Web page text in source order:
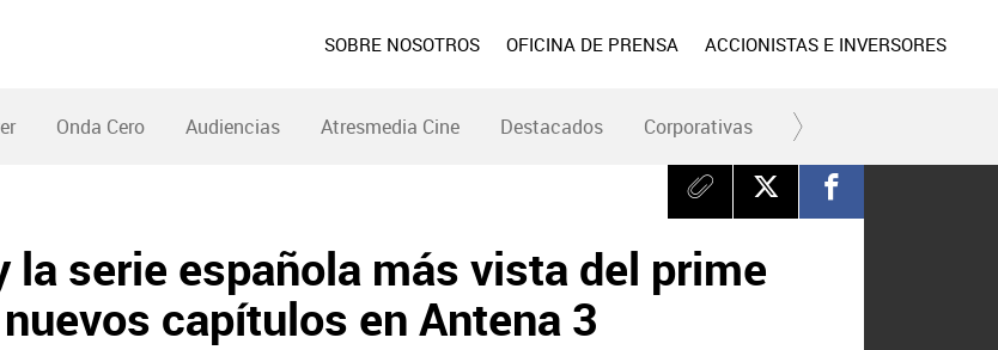
SOBRE NOSOTROS OFICINA DE PRENSA ACCIONISTAS E INVERSORES
Onda Cero Audiencias Atresmedia Cine Destacados Corporativas RC y Fundación
la serie española más vista del prime
capítulos en Antena 3